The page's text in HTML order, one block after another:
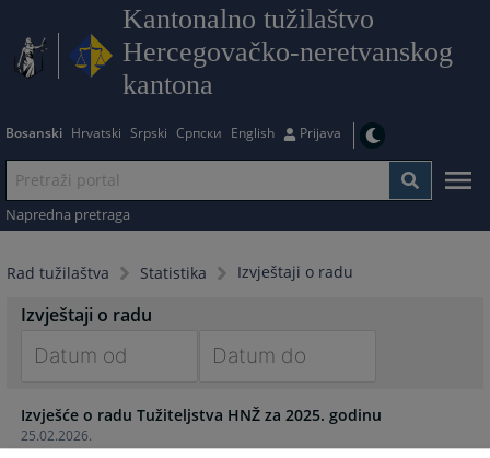
Kantonalno tužilaštvo
Hercegovačko-neretvanskog
kantona
Bosanski Hrvatski Srpski Српски English Prijava
Napredna pretraga
Rad tužilaštva Statistika Izvještaji o radu
Izvještaji o radu
forward
to
forward
25.02.2026.
Izvješće o radu Tužiteljstva HNŽ za 2025. godinu